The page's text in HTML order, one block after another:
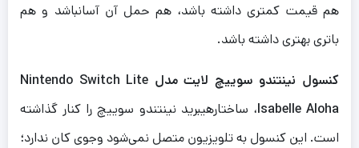
هم قیمت کمتری داشته باشد، هم حمل آن آسانباشد و هم
باتری بهتری داشته باشد.
کنسول نینتندو سوییچ لایت مدل Nintendo Switch Lite
Isabelle Aloha، ساختارهیبرید نینتندو سوییچ را کنار گذاشته
است. این کنسول به تلویزیون متصل نمی‌شود وجوی کان ندارد؛